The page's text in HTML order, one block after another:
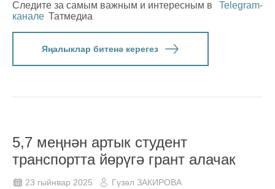
Следите за самым важным и интересным в
Telegram-
канале Татмедиа
Яңалыклар битенә керегез
5,7 меңнән артык студент
транспортта йөрүгә грант алачак
23 гыйнвар 2025 Гүзәл ЗАКИРОВА